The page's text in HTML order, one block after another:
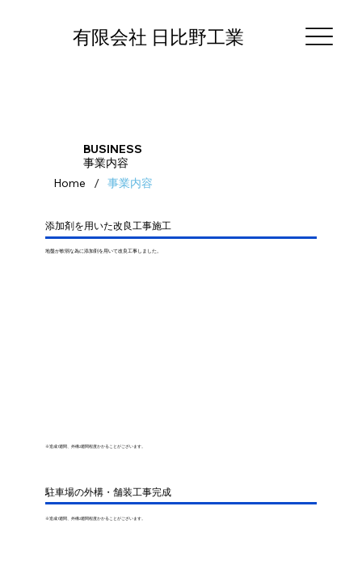
有限会社 日比野工業​
BUSINESS
​事業内容
Home / 事業内容
添加剤を用いた改良工事施工
地盤が軟弱な為に添加剤を用いて改良工事しました。
※造成1週間、外構2週間程度かかることがございます。
駐車場の外構・舗装工事完成
※造成1週間、外構2週間程度かかることがございます。